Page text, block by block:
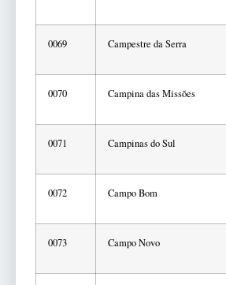
0069 Campestre da Serra
0070 Campina das Missões
0071 Campinas do Sul
0072 Campo Bom
0073 Campo Novo